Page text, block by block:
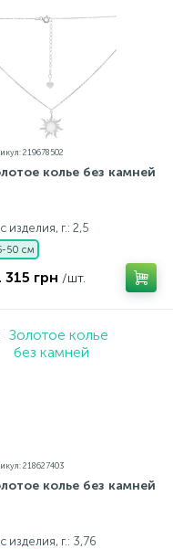
219678502
колье без камней
изделия, г.: 2,5
50 см
315 грн /шт.
218627403
колье без камней
изделия, г.: 3,76